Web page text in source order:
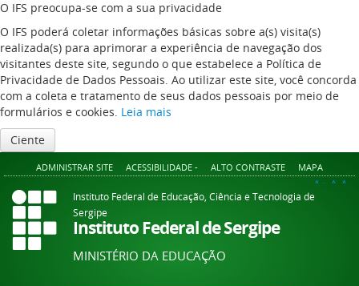
O IFS preocupa-se com a sua privacidade
O IFS poderá coletar informações básicas sobre a(s) visita(s)
realizada(s) para aprimorar a experiência de navegação dos
visitantes deste site, segundo o que estabelece a Política de
Privacidade de Dados Pessoais. Ao utilizar este site, você concorda
com a coleta e tratamento de seus dados pessoais por meio de
formulários e cookies. Leia mais
Ciente
ADMINISTRAR SITE ACESSIBILIDADE - ALTO CONTRASTE MAPA
A+ A A-
Instituto Federal de Educação, Ciência e Tecnologia de
Sergipe
Instituto Federal de Sergipe
MINISTÉRIO DA EDUCAÇÃO